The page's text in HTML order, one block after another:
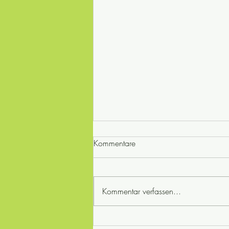
Rezept: Saffranspannkaka
Kommentare
Kommentar verfassen...